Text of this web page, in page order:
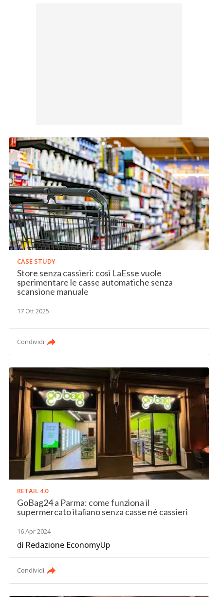
CASE STUDY
Store senza cassieri: così LaEsse vuole
sperimentare le casse automatiche senza
scansione manuale
17 Ott 2025
Condividi
RETAIL 4.0
GoBag24 a Parma: come funziona il
supermercato italiano senza casse né cassieri
16 Apr 2024
di Redazione EconomyUp
Condividi